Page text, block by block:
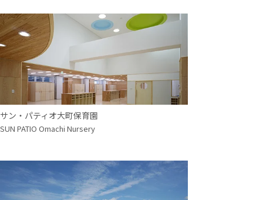
サン・パティオ大町保育園
SUN PATIO Omachi Nursery